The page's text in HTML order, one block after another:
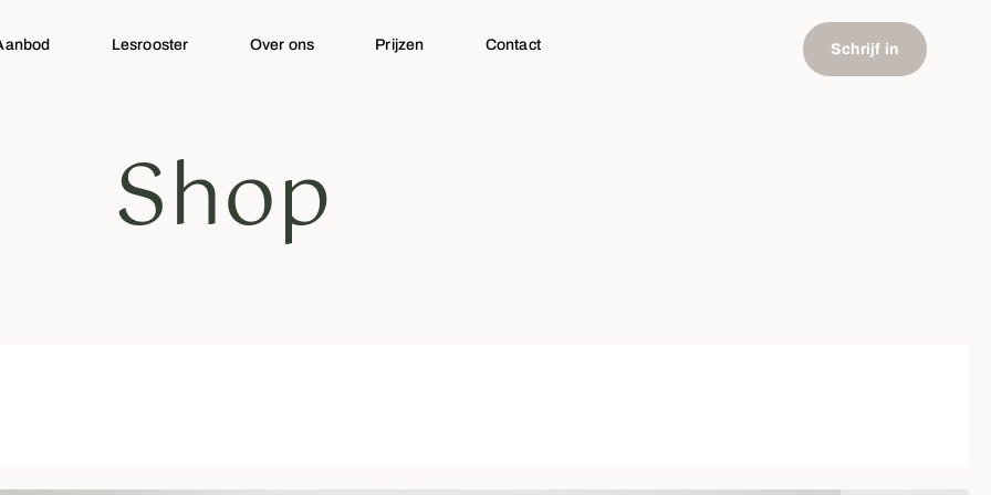
Lesrooster Over ons Prijzen Contact Schrijf in
Shop